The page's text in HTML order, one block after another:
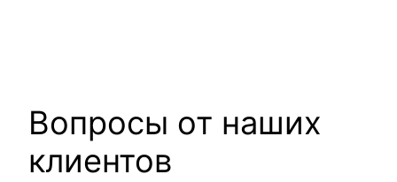
Вопросы от наших
клиентов